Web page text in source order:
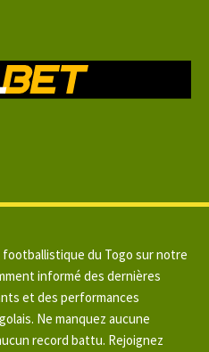
footballistique du Togo sur notre
informé des dernières
et des performances
Ne manquez aucune
record battu. Rejoignez